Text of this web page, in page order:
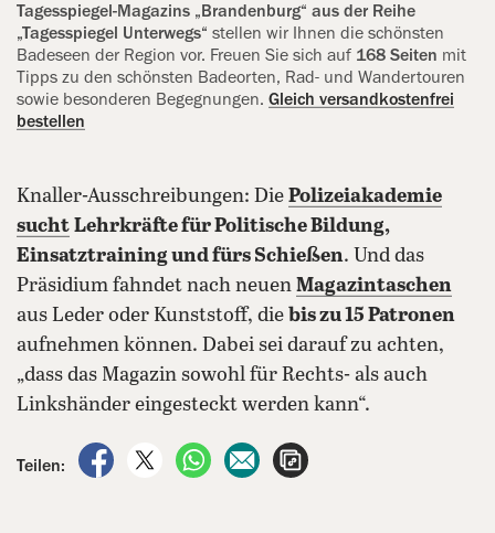
Tagesspiegel-Magazins „Brandenburg“ aus der Reihe
„Tagesspiegel Unterwegs“ stellen wir Ihnen die schönsten
Badeseen der Region vor. Freuen Sie sich auf 168 Seiten mit
Tipps zu den schönsten Badeorten, Rad- und Wandertouren
sowie besonderen Begegnungen. Gleich versandkostenfrei
bestellen
Knaller-Ausschreibungen: Die Polizeiakademie
sucht Lehrkräfte für Politische Bildung,
Einsatztraining und fürs Schießen. Und das
Präsidium fahndet nach neuen Magazintaschen
aus Leder oder Kunststoff, die bis zu 15 Patronen
aufnehmen können. Dabei sei darauf zu achten,
„dass das Magazin sowohl für Rechts- als auch
Linkshänder eingesteckt werden kann“.
Teilen:
auf Facebook teilen
auf X teilenper WhatsApp teilen
per E-Mail teilen